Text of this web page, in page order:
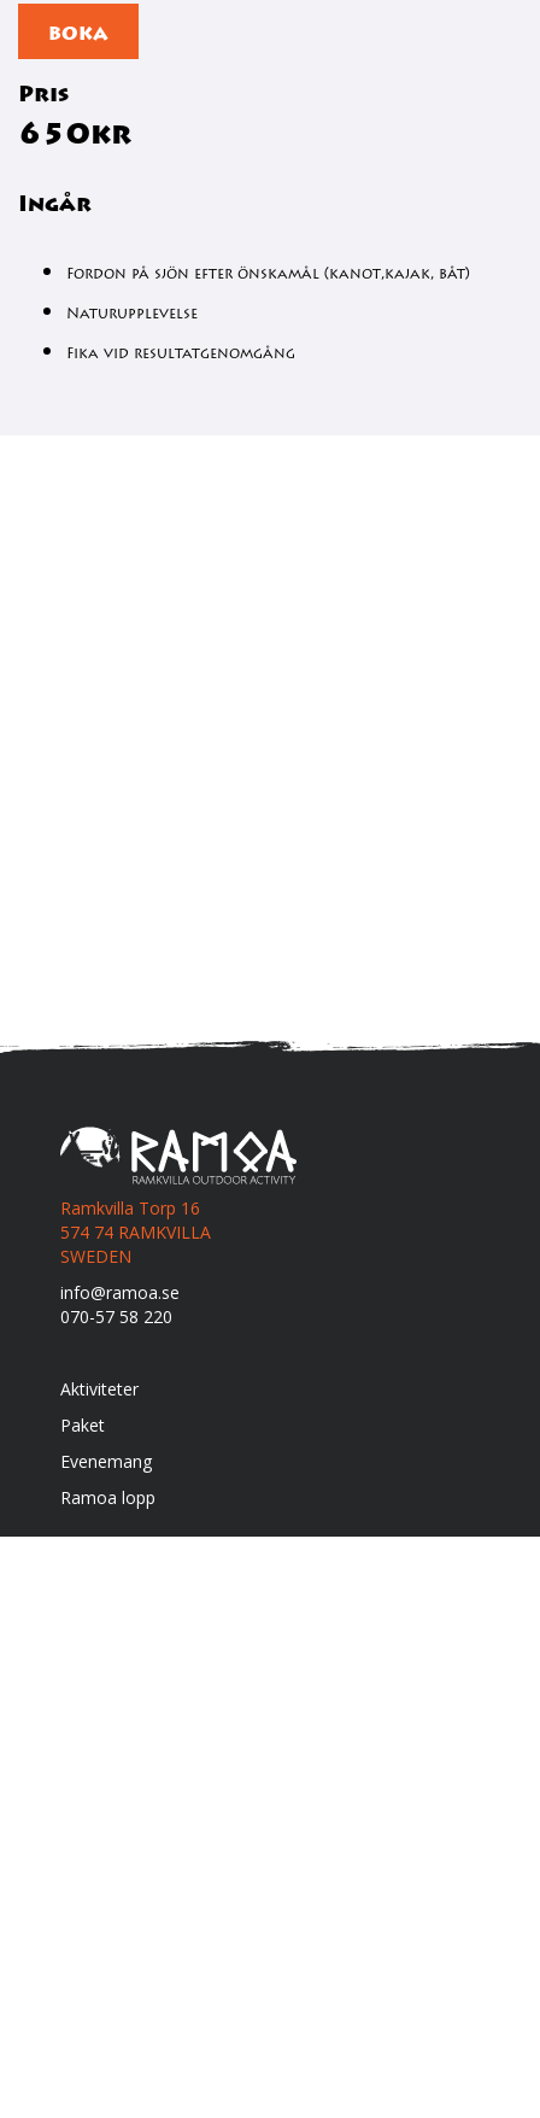
BOKA
Pris
650kr
Ingår
Fordon på sjön efter önskamål (kanot,kajak, båt)
Naturupplevelse
Fika vid resultatgenomgång
Ramkvilla Torp 16
574 74 RAMKVILLA
SWEDEN
info@ramoa.se
070-57 58 220
Aktiviteter
Paket
Evenemang
Ramoa lopp